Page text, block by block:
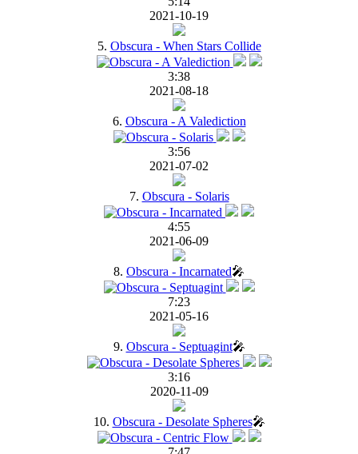
2021-10-19
5. Obscura - When Stars Collide
3:38
2021-08-18
6. Obscura - A Valediction
3:56
2021-07-02
7. Obscura - Solaris
4:55
2021-06-09
8. Obscura - Incarnated🎤
7:23
2021-05-16
9. Obscura - Septuagint🎤
3:16
2020-11-09
10. Obscura - Desolate Spheres🎤